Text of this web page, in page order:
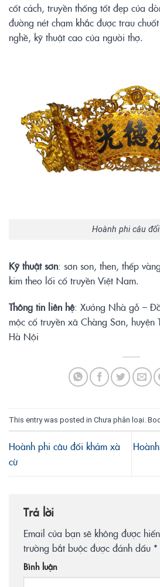
cốt cách, truyền thống tốt đẹp của
đường nét chạm khắc được trau
nghề, kỹ thuật cao của người thợ.
Hoành phi câu
Kỹthuật sơn: sơn son, then, thếp
kim theo lối cổ truyền Việt Nam.
Thông tin liên hệ: Xưởng Nhà gỗ –
mộc cổ truyền xã Chàng Sơn, huyện
Hà Nội
This entry was posted in Chưa phân loại.
Hoành phi câu đối khảm xà
cừ
Trả lời
Email của bạn sẽ không được
trường bắt buộc được đánh dấu *
Bình luận